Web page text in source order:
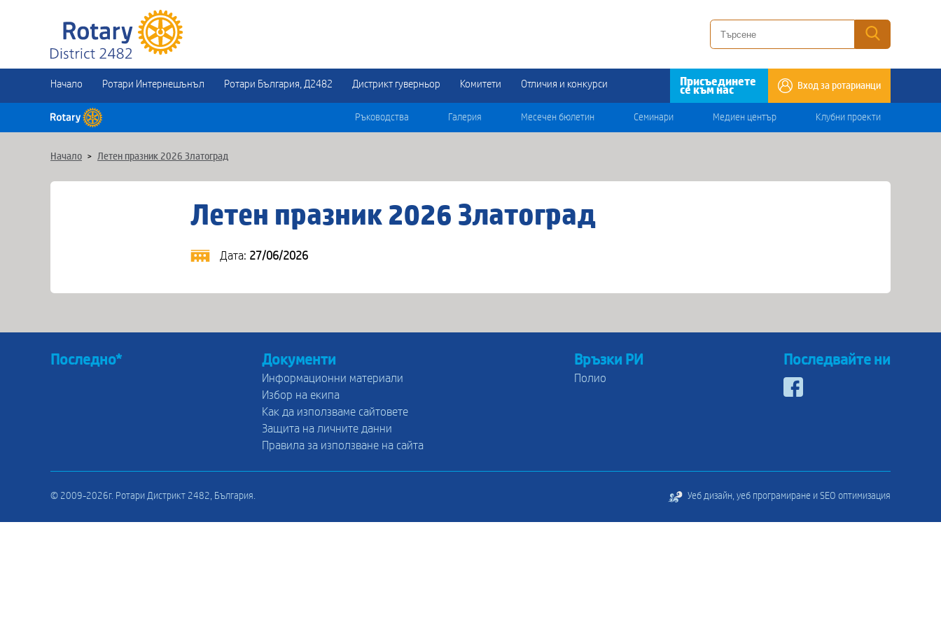
Начало Ротари Интернешънъл Ротари България, Д2482 Дистрикт гуверньор Комитети Отличия и конкурси Присъединете
се към нас Вход за ротарианци
Ръководства Галерия Месечен бюлетин Семинари Медиен център Клубни проекти
Начало > Летен празник 2026 Златоград
Летен празник 2026 Златоград
Дата: 27/06/2026
Последно* Документи
Информационни материали
Избор на екипа
Как да използваме сайтовете
Защита на личните данни
Правила за използване на сайта
Връзки РИ
Полио
Последвайте ни
© 2009-2026г. Ротари Дистрикт 2482, България. Уеб дизайн, уеб програмиране и SEO оптимизация